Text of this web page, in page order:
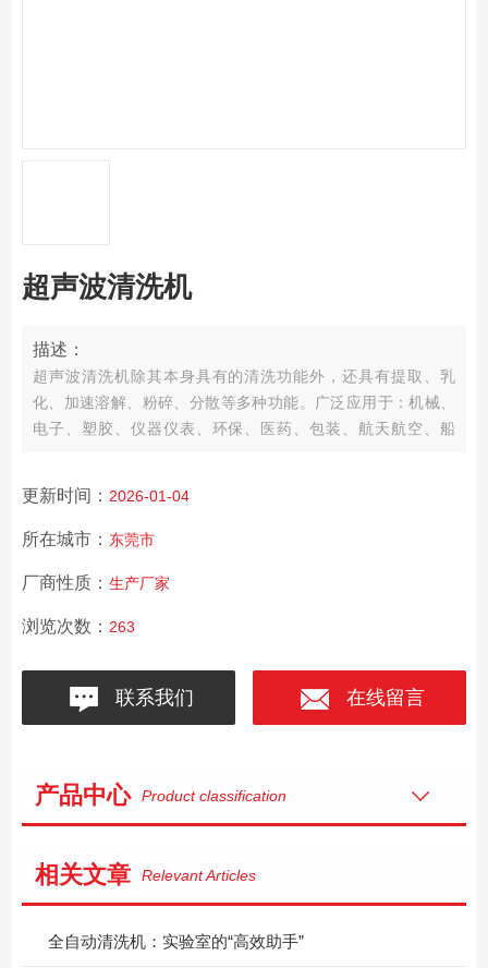
超声波清洗机
描述：
超声波清洗机除其本身具有的清洗功能外，还具有提取、乳
化、加速溶解、粉碎、分散等多种功能。广泛应用于：机械、
电子、塑胶、仪器仪表、环保、医药、包装、航天航空、船
清洁；珠宝、首饰、手表、贵重金属、宝石、硬币、眼镜等的
清洗。
更新时间： 2026-01-04
所在城市： 东莞市
厂商性质： 生产厂家
浏览次数： 263
联系我们 在线留言
产品中心 Product classification
相关文章 Relevant Articles
全自动清洗机：实验室的“高效助手”